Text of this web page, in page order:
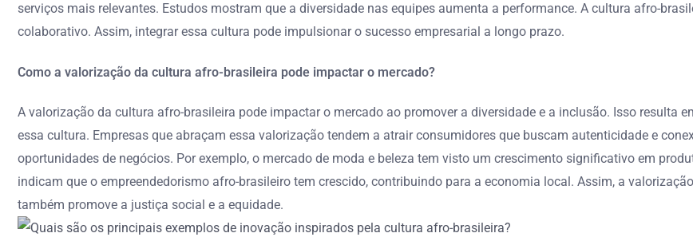
serviços mais relevantes. Estudos mostram que a diversidade nas equipes aumenta a performance. A cultura afro-
colaborativo. Assim, integrar essa cultura pode impulsionar o sucesso empresarial a longo prazo.
Como a valorização da cultura afro-brasileira pode impactar o mercado?
A valorização da cultura afro-brasileira pode impactar o mercado ao promover a diversidade e a inclusão. Isso resulta
essa cultura. Empresas que abraçam essa valorização tendem a atrair consumidores que buscam autenticidade e
oportunidades de negócios. Por exemplo, o mercado de moda e beleza tem visto um crescimento significativo em
indicam que o empreendedorismo afro-brasileiro tem crescido, contribuindo para a economia local. Assim, a
também promove a justiça social e a equidade.